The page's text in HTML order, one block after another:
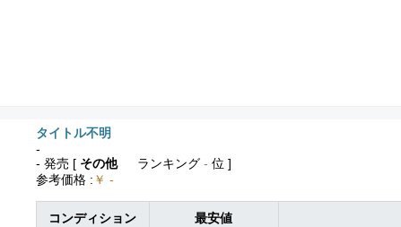
タイトル不明
-
- 発売 [ その他 ランキング - 位 ]
参考価格 : ￥ -
コンディション 最安値